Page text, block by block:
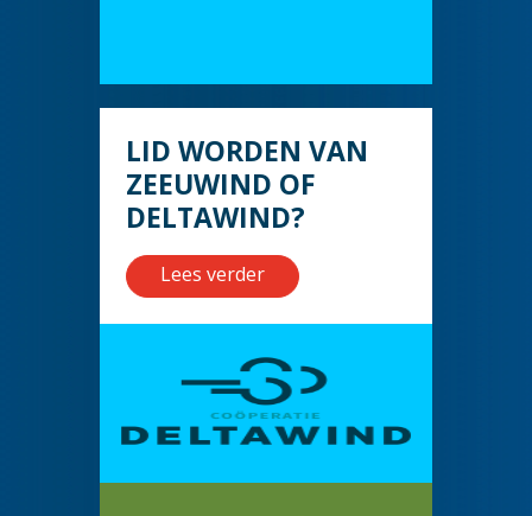
LID WORDEN VAN
ZEEUWIND OF
DELTAWIND?
Lees verder